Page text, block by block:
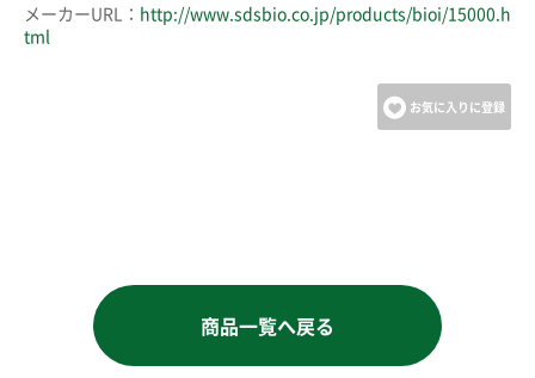
メーカーURL： http://www.sdsbio.co.jp/products/bioi/15000.h
tml
お気に入りに登録
商品一覧へ戻る